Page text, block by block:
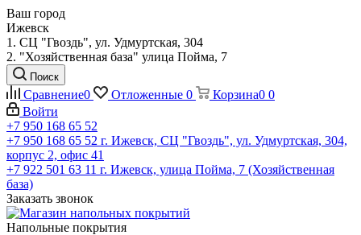
Ваш город
Ижевск
1. СЦ "Гвоздь", ул. Удмуртская, 304
2. "Хозяйственная база" улица Пойма, 7
Поиск
Сравнение0 Отложенные 0 Корзина0 0
Войти
+7 950 168 65 52
+7 950 168 65 52 г. Ижевск, СЦ "Гвоздь", ул. Удмуртская, 304,
корпус 2, офис 41
+7 922 501 63 11 г. Ижевск, улица Пойма, 7 (Хозяйственная
база)
Заказать звонок
Напольные покрытия